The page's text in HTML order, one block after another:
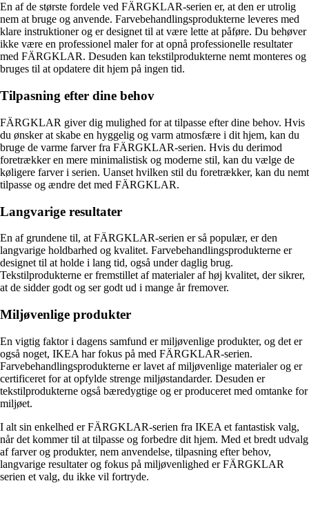
En af de største fordele ved FÄRGKLAR-serien er, at den er utrolig
nem at bruge og anvende. Farvebehandlingsprodukterne leveres med
klare instruktioner og er designet til at være lette at påføre. Du behøver
ikke være en professionel maler for at opnå professionelle resultater
med FÄRGKLAR. Desuden kan tekstilprodukterne nemt monteres og
bruges til at opdatere dit hjem på ingen tid.
Tilpasning efter dine behov
FÄRGKLAR giver dig mulighed for at tilpasse efter dine behov. Hvis
du ønsker at skabe en hyggelig og varm atmosfære i dit hjem, kan du
bruge de varme farver fra FÄRGKLAR-serien. Hvis du derimod
foretrækker en mere minimalistisk og moderne stil, kan du vælge de
køligere farver i serien. Uanset hvilken stil du foretrækker, kan du nemt
tilpasse og ændre det med FÄRGKLAR.
Langvarige resultater
En af grundene til, at FÄRGKLAR-serien er så populær, er den
langvarige holdbarhed og kvalitet. Farvebehandlingsprodukterne er
designet til at holde i lang tid, også under daglig brug.
Tekstilprodukterne er fremstillet af materialer af høj kvalitet, der sikrer,
at de sidder godt og ser godt ud i mange år fremover.
Miljøvenlige produkter
En vigtig faktor i dagens samfund er miljøvenlige produkter, og det er
også noget, IKEA har fokus på med FÄRGKLAR-serien.
Farvebehandlingsprodukterne er lavet af miljøvenlige materialer og er
certificeret for at opfylde strenge miljøstandarder. Desuden er
tekstilprodukterne også bæredygtige og er produceret med omtanke for
miljøet.
I alt sin enkelhed er FÄRGKLAR-serien fra IKEA et fantastisk valg,
når det kommer til at tilpasse og forbedre dit hjem. Med et bredt udvalg
af farver og produkter, nem anvendelse, tilpasning efter behov,
langvarige resultater og fokus på miljøvenlighed er FÄRGKLAR
serien et valg, du ikke vil fortryde.